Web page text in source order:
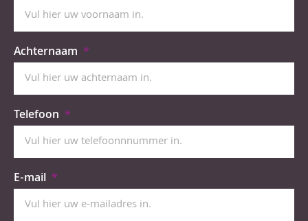
Achternaam
Telefoon
E-mail